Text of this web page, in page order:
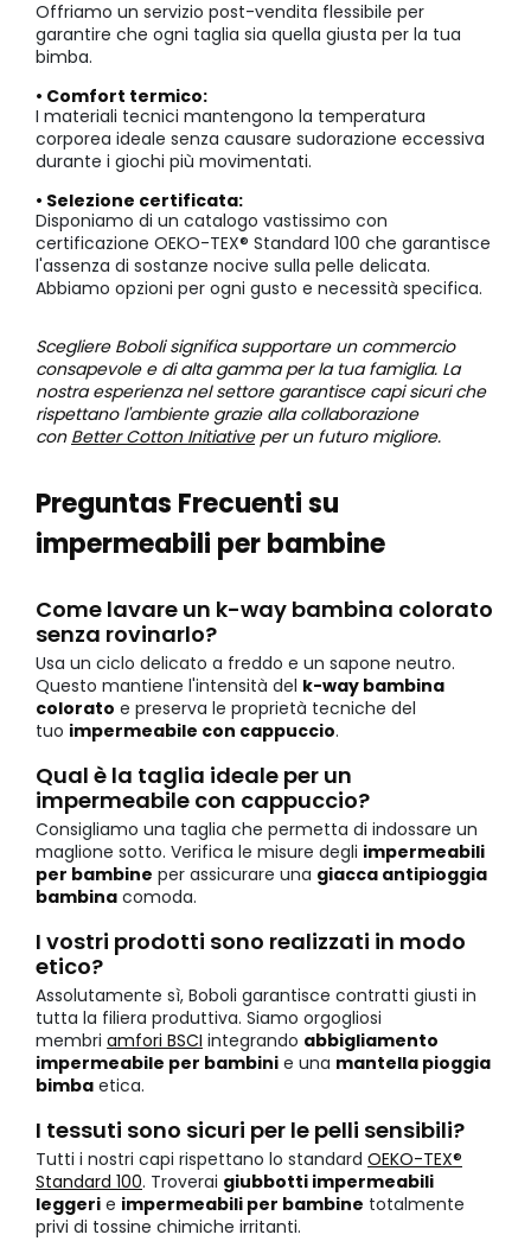
Offriamo un servizio post-vendita flessibile per
garantire che ogni taglia sia quella giusta per la tua
bimba.
• Comfort termico:
I materiali tecnici mantengono la temperatura
corporea ideale senza causare sudorazione eccessiva
durante i giochi più movimentati.
• Selezione certificata:
Disponiamo di un catalogo vastissimo con
certificazione OEKO-TEX® Standard 100 che garantisce
l'assenza di sostanze nocive sulla pelle delicata.
Abbiamo opzioni per ogni gusto e necessità specifica.
Scegliere Boboli significa supportare un commercio
consapevole e di alta gamma per la tua famiglia. La
nostra esperienza nel settore garantisce capi sicuri che
rispettano l'ambiente grazie alla collaborazione
con Better Cotton Initiativeper un futuro migliore.
Preguntas Frecuenti su
impermeabili per bambine
Come lavare un k-way bambina colorato
senza rovinarlo?
Usa un ciclo delicato a freddo e un sapone neutro.
Questo mantiene l'intensità del k-way bambina
colorato e preserva le proprietà tecniche del
tuo impermeabile con cappuccio.
Qual è la taglia ideale per un
impermeabile con cappuccio?
Consigliamo una taglia che permetta di indossare un
maglione sotto. Verifica le misure degli impermeabili
per bambine per assicurare una giacca antipioggia
bambina comoda.
I vostri prodotti sono realizzati in modo
etico?
Assolutamente sì, Boboli garantisce contratti giusti in
tutta la filiera produttiva. Siamo orgogliosi
membri amfori BSCI integrando abbigliamento
impermeabile per bambini e una mantella pioggia
bimba etica.
I tessuti sono sicuri per le pelli sensibili?
Tutti i nostri capi rispettano lo standard OEKO-TEX®
Standard 100. Troverai giubbotti impermeabili
leggeri e impermeabili per bambine totalmente
privi di tossine chimiche irritanti.